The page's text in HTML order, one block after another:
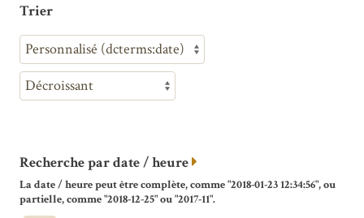
Trier
Recherche par date / heure
La date / heure peut être complète, comme "2018-01-23 12:34:56", ou
partielle, comme "2018-12-25" ou "2017-11".